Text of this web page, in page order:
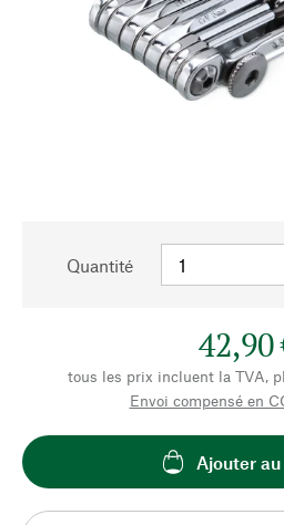
Quantité
42,90
tous les prix incluent la TVA,
Envoi compensé en
Ajouter